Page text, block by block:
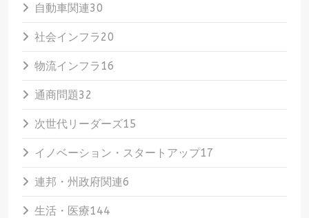
自動車関連30
社会インフラ20
物流インフラ16
通商問題32
次世代リーダーズ15
イノベーション・スタートアップ17
連邦・州政府関連6
生活・医療144